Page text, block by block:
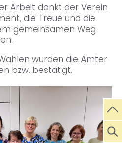
Arbeit dankt der Verein
die Treue und die
gemeinsamen Weg
wurden die Ämter
bzw. bestätigt.